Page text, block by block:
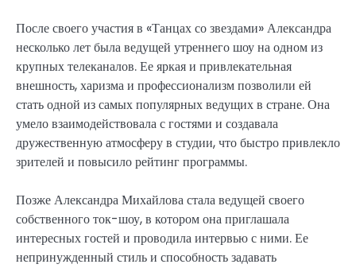
После своего участия в «Танцах со звездами» Александра
несколько лет была ведущей утреннего шоу на одном из
крупных телеканалов. Ее яркая и привлекательная
внешность, харизма и профессионализм позволили ей
стать одной из самых популярных ведущих в стране. Она
умело взаимодействовала с гостями и создавала
дружественную атмосферу в студии, что быстро привлекло
зрителей и повысило рейтинг программы.
Позже Александра Михайлова стала ведущей своего
собственного ток-шоу, в котором она приглашала
интересных гостей и проводила интервью с ними. Ее
непринужденный стиль и способность задавать